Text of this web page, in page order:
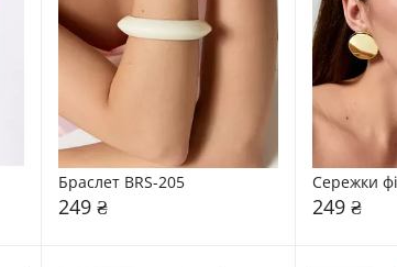
Браслет BRS-205
249 ₴
Сережки
249 ₴